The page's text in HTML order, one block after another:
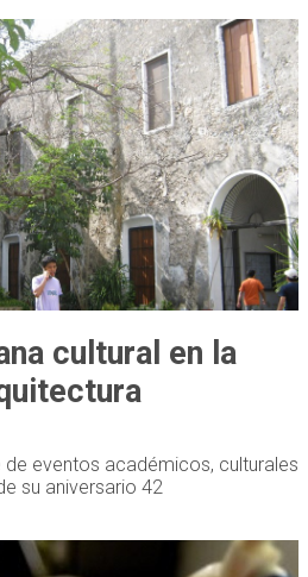
cultural en la
eventos académicos, culturales
su aniversario 42